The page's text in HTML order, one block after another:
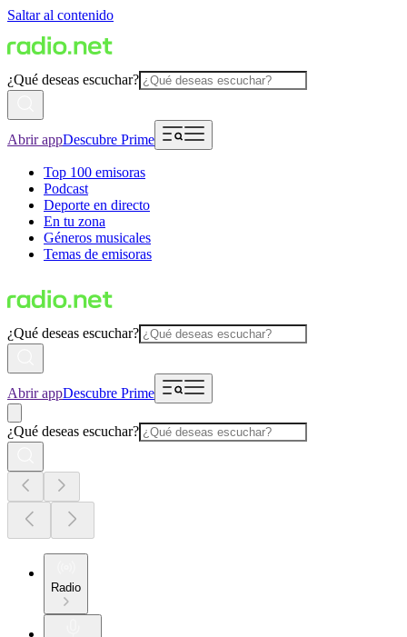
Saltar al contenido
¿Qué deseas escuchar?
Abrir appDescubre Prime
Top 100 emisoras
Podcast
Deporte en directo
En tu zona
Géneros musicales
Temas de emisoras
¿Qué deseas escuchar?
Abrir appDescubre Prime
¿Qué deseas escuchar?
Radio